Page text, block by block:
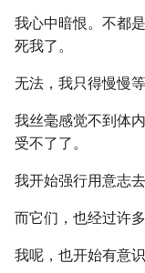
我心中暗恨。不都
死我了。
无法，我只得慢慢
我丝毫感觉不到体
受不了了。
我开始强行用意志
而它们，也经过许
我呢，也开始有意